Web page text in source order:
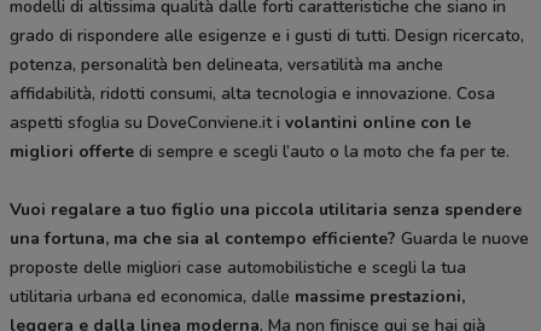
modelli di altissima qualità dalle forti caratteristiche che siano in
grado di rispondere alle esigenze e i gusti di tutti. Design ricercato,
potenza, personalità ben delineata, versatilità ma anche
affidabilità, ridotti consumi, alta tecnologia e innovazione. Cosa
aspetti sfoglia su DoveConviene.it i volantini online con le
migliori offerte di sempre e scegli l’auto o la moto che fa per te.
Vuoi regalare a tuo figlio una piccola utilitaria senza spendere
una fortuna, ma che sia al contempo efficiente? Guarda le nuove
proposte delle migliori case automobilistiche e scegli la tua
utilitaria urbana ed economica, dalle massime prestazioni,
leggera e dalla linea moderna. Ma non finisce qui se hai già